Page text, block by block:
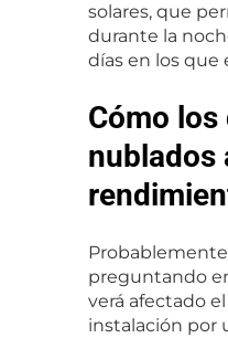
solares, que
durante la
días en los que
Cómo los
nublados
preguntando
verá afectado
instalación por